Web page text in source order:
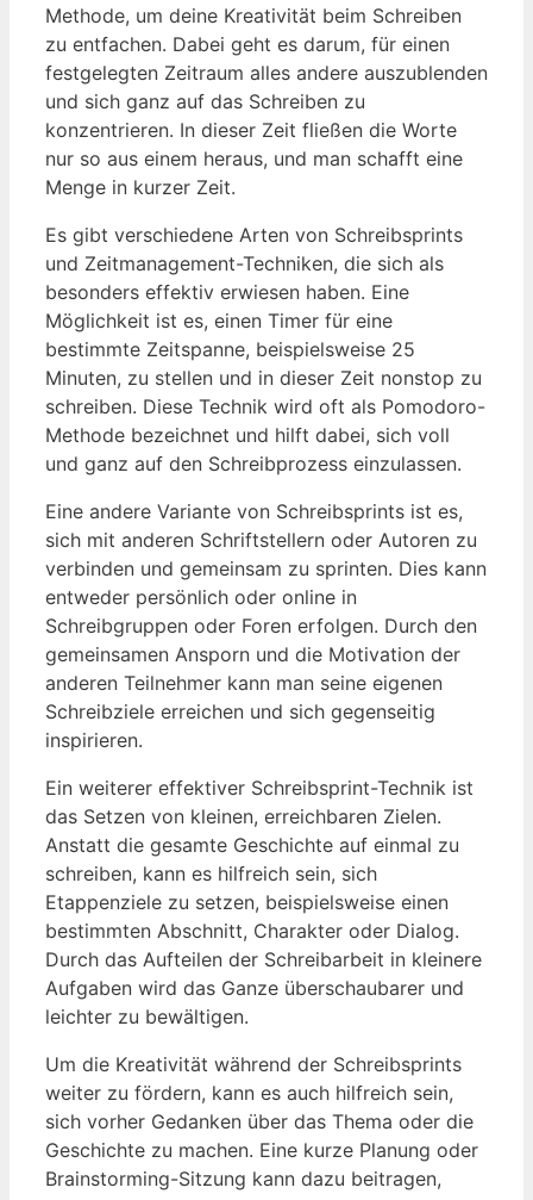
Methode, um deine Kreativität beim Schreiben
zu ⁤entfachen. Dabei geht es darum, ⁣für⁣ einen
festgelegten Zeitraum alles andere auszublenden
und sich ganz auf das ⁢Schreiben zu
konzentrieren. In dieser Zeit‍ fließen die⁣ Worte
nur so aus einem heraus, und man schafft eine
Menge in kurzer‍ Zeit.
Es gibt verschiedene Arten​ von ⁤Schreibsprints
und Zeitmanagement-Techniken,‍ die sich als⁢
besonders effektiv erwiesen haben. Eine
Möglichkeit ist es, einen Timer für eine
bestimmte Zeitspanne, beispielsweise 25
Minuten, zu stellen und ⁣in dieser Zeit‌ nonstop zu
schreiben. Diese Technik wird ⁤oft‍ als Pomodoro-
Methode⁢ bezeichnet und hilft dabei,‍ sich voll
‌und ganz auf den Schreibprozess einzulassen.
Eine andere Variante von Schreibsprints ist es,
sich mit anderen Schriftstellern⁣ oder Autoren ⁢zu
verbinden und gemeinsam zu sprinten. Dies kann
entweder persönlich oder online in
Schreibgruppen oder Foren erfolgen. Durch den
gemeinsamen ‌Ansporn⁣ und die ⁣Motivation der
anderen Teilnehmer kann man⁤ seine eigenen
Schreibziele erreichen und sich⁣ gegenseitig
inspirieren.
Ein ⁣weiterer effektiver Schreibsprint-Technik ist
das Setzen von ​kleinen, erreichbaren Zielen.
Anstatt die gesamte Geschichte auf einmal ​zu​
schreiben, kann ⁣es hilfreich ⁤sein, sich
Etappenziele zu setzen, beispielsweise einen
‌bestimmten Abschnitt, Charakter oder Dialog.
Durch das Aufteilen der Schreibarbeit in​ kleinere
Aufgaben wird das Ganze ⁣überschaubarer und
leichter ‍zu bewältigen.
Um die Kreativität während der‍ Schreibsprints
weiter ​zu fördern, kann es ⁤auch ⁣hilfreich⁣ sein,
sich vorher Gedanken über das Thema oder die
Geschichte⁣ zu machen. Eine kurze Planung oder
Brainstorming-Sitzung kann dazu beitragen,